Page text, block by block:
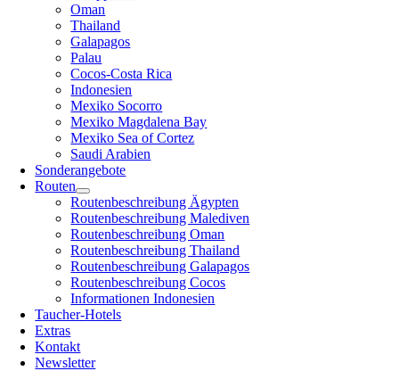
Oman
Thailand
Galapagos
Palau
Cocos-Costa Rica
Indonesien
Mexiko Socorro
Mexiko Magdalena Bay
Mexiko Sea of Cortez
Saudi Arabien
Sonderangebote
Routen
Routenbeschreibung Ägypten
Routenbeschreibung Malediven
Routenbeschreibung Oman
Routenbeschreibung Thailand
Routenbeschreibung Galapagos
Routenbeschreibung Cocos
Informationen Indonesien
Taucher-Hotels
Extras
Kontakt
Newsletter